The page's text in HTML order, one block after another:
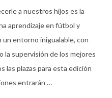
a nuestros hijos es la
aprendizaje en fútbol y
un entorno inigualable, con
la supervisión de los mejores
las plazas para esta edición
entrarán …